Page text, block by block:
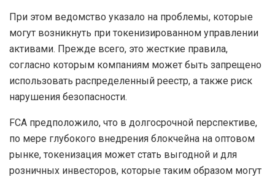
При этом ведомство указало на проблемы, которые
могут возникнуть при токенизированном управлении
активами. Прежде всего, это жесткие правила,
согласно которым компаниям может быть запрещено
использовать распределенный реестр, а также риск
нарушения безопасности.
FCA предположило, что в долгосрочной перспективе,
по мере глубокого внедрения блокчейна на оптовом
рынке, токенизация может стать выгодной и для
розничных инвесторов, которые таким образом могут